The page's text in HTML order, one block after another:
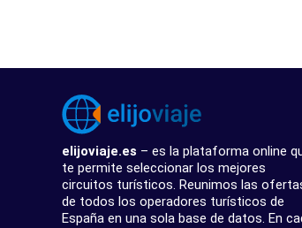
elijoviaje.es – es la plataforma online
te permite seleccionar los mejores
circuitos turísticos. Reunimos las
de todos los operadores turísticos de
España en una sola base de datos. En